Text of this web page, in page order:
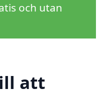
och utan
att